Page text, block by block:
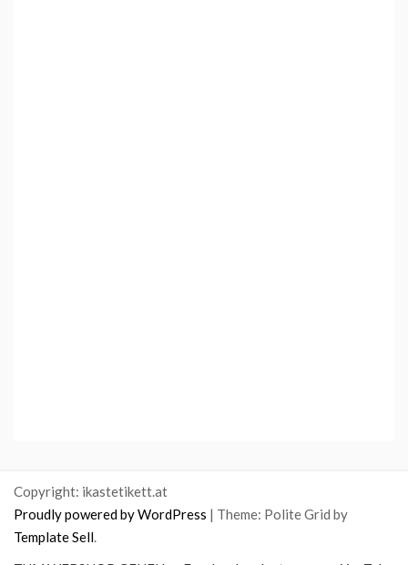
Copyright: ikastetikett.at
Proudly powered by WordPress | Theme: Polite Grid by
Template Sell